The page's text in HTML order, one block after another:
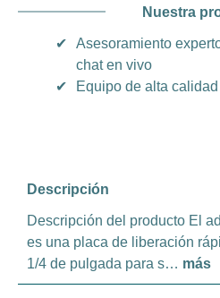
Nuestra
✔
Asesoramiento
chat en vivo
✔
Equipo de alta calidad
Descripción
Descripción del producto El
es una placa de liberación
1/4 de pulgada para s… más